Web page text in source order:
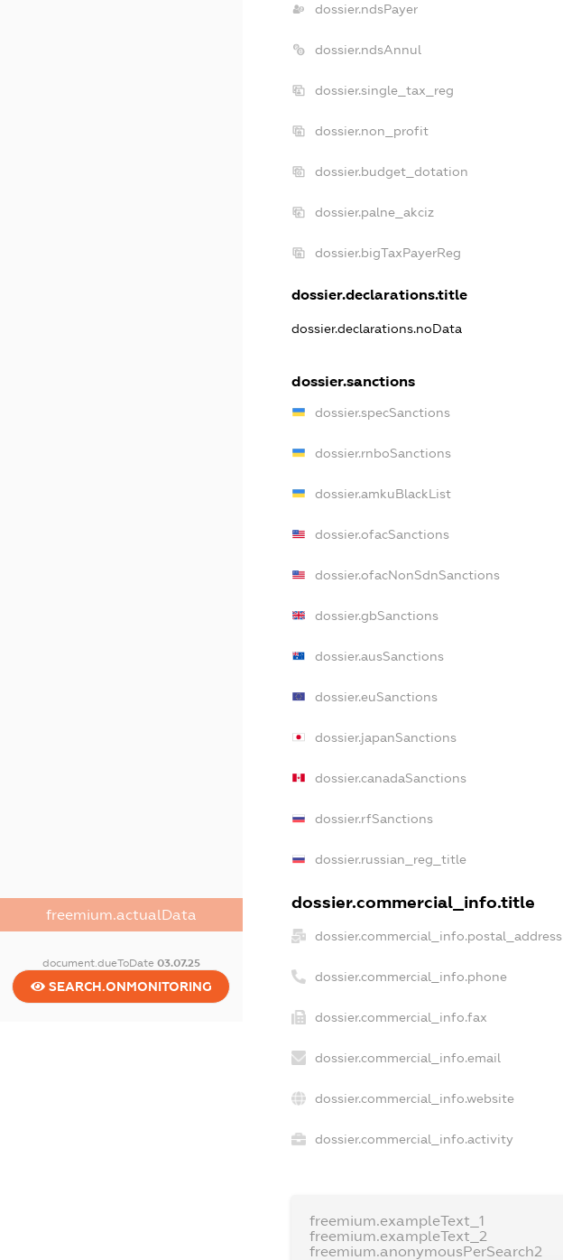
freemium.actualData
document.dueToDate 03.07.25
SEARCH.ONMONITORING
dossier.ndsPayer
dossier.ndsAnnul
dossier.single_tax_reg
dossier.non_profit
dossier.budget_dotation
dossier.palne_akciz
dossier.bigTaxPayerReg
dossier.declarations.title
dossier.declarations.noData
dossier.sanctions
dossier.specSanctions
dossier.rnboSanctions
dossier.amkuBlackList
dossier.ofacSanctions
dossier.ofacNonSdnSanctions
dossier.gbSanctions
dossier.ausSanctions
dossier.euSanctions
dossier.japanSanctions
dossier.canadaSanctions
dossier.rfSanctions
dossier.russian_reg_title
dossier.commercial_info.title
dossier.commercial_info.postal_address
dossier.commercial_info.phone
dossier.commercial_info.fax
dossier.commercial_info.email
dossier.commercial_info.website
dossier.commercial_info.activity
freemium.exampleText_1
freemium.exampleText_2
freemium.anonymousPerSearch2